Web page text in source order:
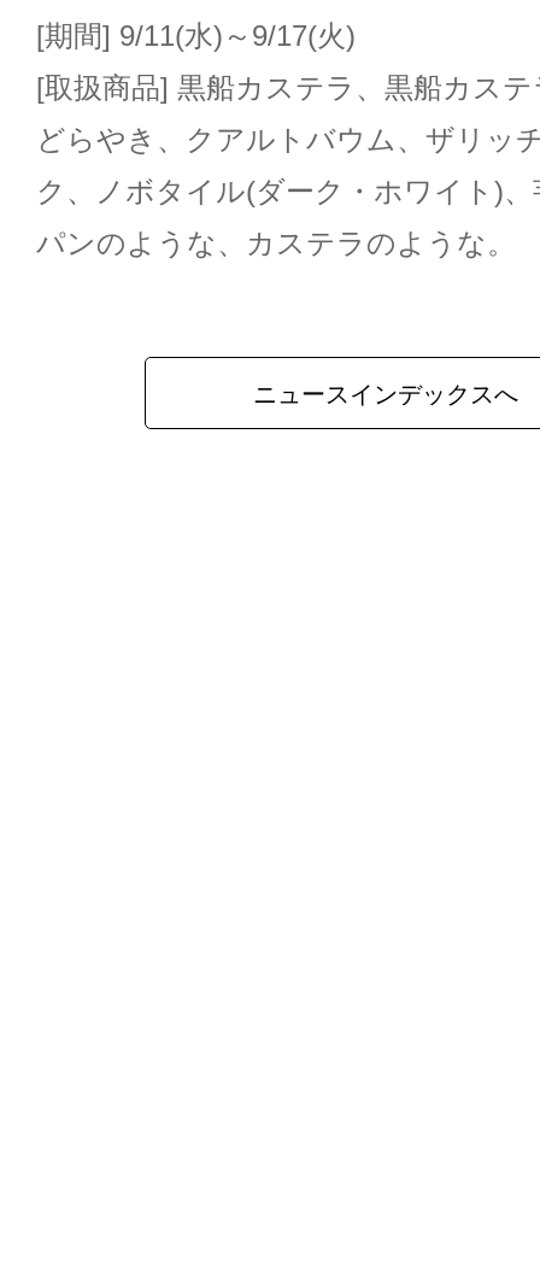
[期間] 9/11(水)～9/17(火)
[取扱商品] 黒船カステラ、黒船カス
どらやき、クアルトバウム、ザリッ
ク、ノボタイル(ダーク・ホワイト)
パンのような、カステラのような。
ニュースインデックスへ